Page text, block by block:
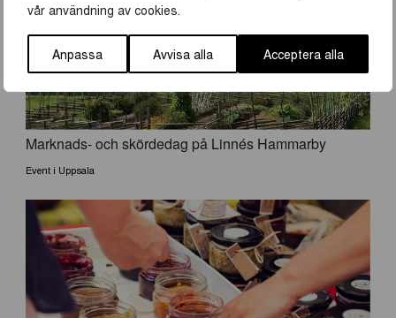
vår användning av cookies.
Anpassa Avvisa alla Acceptera alla
Marknads- och skördedag på Linnés Hammarby
Event i Uppsala